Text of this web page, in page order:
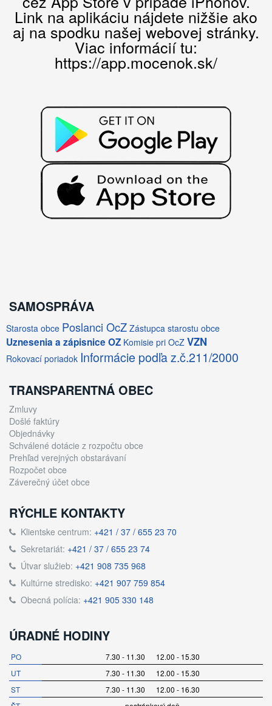
Link na aplikáciu nájdete nižšie ako
aj na spodku našej webovej stránky.
Viac informácií tu:
https://app.mocenok.sk/
SAMOSPRÁVA
Starosta obce Poslanci OcZ Zástupca starostu obce
Uznesenia a zápisnice OZ Komisie pri OcZ VZN
Rokovací poriadok Informácie podľa z.č.211/2000
TRANSPARENTNÁ OBEC
Zmluvy
Došlé faktúry
Objednávky
Schválené dotácie z rozpočtu obce
Prehľad verejných obstarávaní
Rozpočet obce
Záverečný účet obce
RÝCHLE KONTAKTY
Klientske centrum: +421 / 37 / 655 23 70
Sekretariát: +421 / 37 / 655 23 74
Útvar služieb: +421 908 735 968
Kultúrne stredisko: +421 907 759 854
Obecná polícia: +421 905 330 148
ÚRADNÉ HODINY
PO
7.30 - 11.30 12.00 - 15.30
UT
7.30 - 11.30 12.00 - 15.30
ST
7.30 - 11.30 12.00 - 16.30